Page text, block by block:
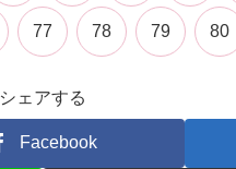
77 78 79 80
シェアする
Facebook